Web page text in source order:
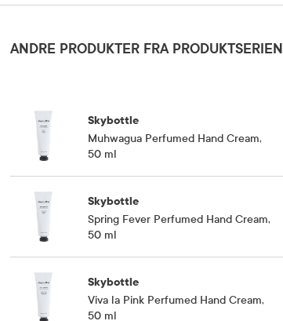
ANDRE PRODUKTER FRA PRODUKTSERIEN
Skybottle
Muhwagua Perfumed Hand Cream,
50 ml
Skybottle
Spring Fever Perfumed Hand Cream,
50 ml
Skybottle
Viva la Pink Perfumed Hand Cream,
50 ml